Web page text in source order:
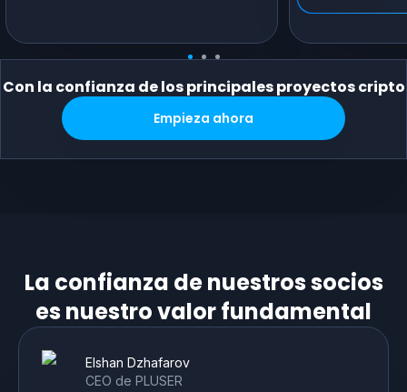
Con la confianza de los principales proyectos cripto
Empieza ahora
La confianza de nuestros socios
es nuestro valor fundamental
Elshan Dzhafarov
CEO de PLUSER